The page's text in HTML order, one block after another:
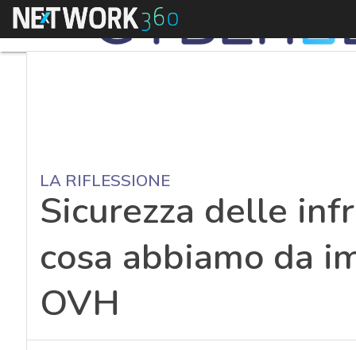
Menu
LA RIFLESSIONE
Sicurezza delle
cosa abbiamo da
OVH